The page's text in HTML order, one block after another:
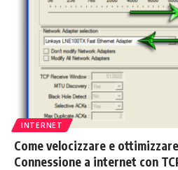
INTERNET
Come velocizzare e
Connessione a internet con